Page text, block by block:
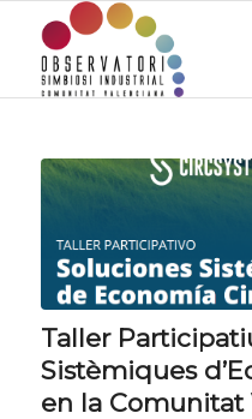
Taller
Sistèmiques
en la Comunitat